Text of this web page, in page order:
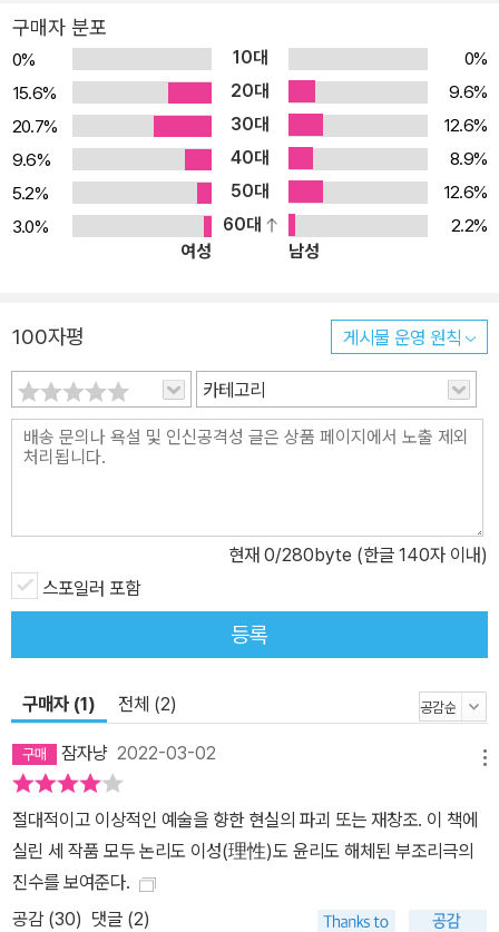
쓰는 한편 화가로서 초상화를 비롯한 여러 그림을 그리고 전시하며
활발히 활동했다. 그는 자전적인 소설을 첫 작품으로 발표한 이후 희
곡을 여러 편 썼는데, 희곡작가로서 비트키에비치는 부조리와 해프닝
의 극예술 계보에 있다. 그의 희곡에서는 사건이 논리적으로 흐르지
않고, 일반적으로 납득하기 어려운 상황이 불현듯 펼쳐진다. 극이 진
행되면서 등장인물들의 정체가 다르게 드러나고 극단적으로는 극 속
에서 한번 죽었던 이들이 어느 순간 버젓이 다시 살아나 있는데, 이렇
게 부활해 버린 이들을 누군가는 의심 없이 받아들이기도 하고 누군
인정한 이의 삶은 자연히 흘러가고, 그리하지 못한 이의 삶은 뒤죽박
죽이 된다. 비트키에비치의 인물들은 그렇게 참과 거짓, 정상과 비정
상의 구분과 경계를 되물으며 질주해 간다. 그간 우리가 알고 있다고
여겨 온 익숙한 개념에 새로운 방식으로 새로운 질문을 던지는 작품
으로서 비트키에비치의 글들은 전위적이다. 순수한 형태 비트키에비
치의 희곡을 읽다 보면 예술에 대한 등장인물들의 입장과 견해를 종
이론을 구현하려는 일환으로도 읽을 수 있는데, 작가는 이 책에 부록
으로 실린 「연극 분야에서 순수한 형태 이론에 대한 서문」에서 이 ‘순
수한 형태’에 대해 스스로 설명한다. 글에 따르면 ‘순수한 형태’란 형
이상학적이고 추상적인 고양감과 절대적인 아름다움을 가리키며, 예
술은 이러한 관념을 불러일으킬 수 있어야 한다. 비트키에비치가 바
라보기에 그의 시대는 “모든 종류의 형이상학이 몰락하는 시기”였다.
작가로서 그는 당시의 기존 연극을 부정하면서 “완전히 새로운 유형
의 작품”을 제안했다. 그가 생각한 새로운 극예술이란 “형이상학적인
감각”을 직접 느끼게 해 주는 공연이다. 그는 이를 통해 ‘순수한 형태’
즉 절대적이고 이상적이고 추상적인 관념을 관객에게 안길 수 있다고
믿었고, 이렇게 완전히 새로운 작품을 통해서만 극예술이 부활할 수
있으리라 믿었다. “비트카찌는 전면적으로 새로운 것을 추구했다는
점에서는 모더니스트였으나 절대적이고 이상적인 아름다움을 추구했
구매자 분포
0% 10대
0%
15.6%
20대
9.6%
20.7%
30대
12.6%
9.6%
40대
8.9%
5.2%
50대
12.6%
3.0%
60대
2.2%
여성
남성
100자평 게시물 운영 원칙
카테고리
현재 0/280byte (한글 140자 이내)
스포일러 포함
등록
구매자 (1) 전체 (2)
잠자냥 2022-03-02
절대적이고 이상적인 예술을 향한 현실의 파괴 또는 재창조. 이 책에
실린 세 작품 모두 논리도 이성(理性)도 윤리도 해체된 부조리극의
진수를 보여준다.
공감 (30) 댓글 (2)